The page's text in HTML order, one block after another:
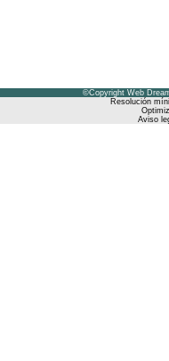
©Copyright Web
Resolución
Aviso